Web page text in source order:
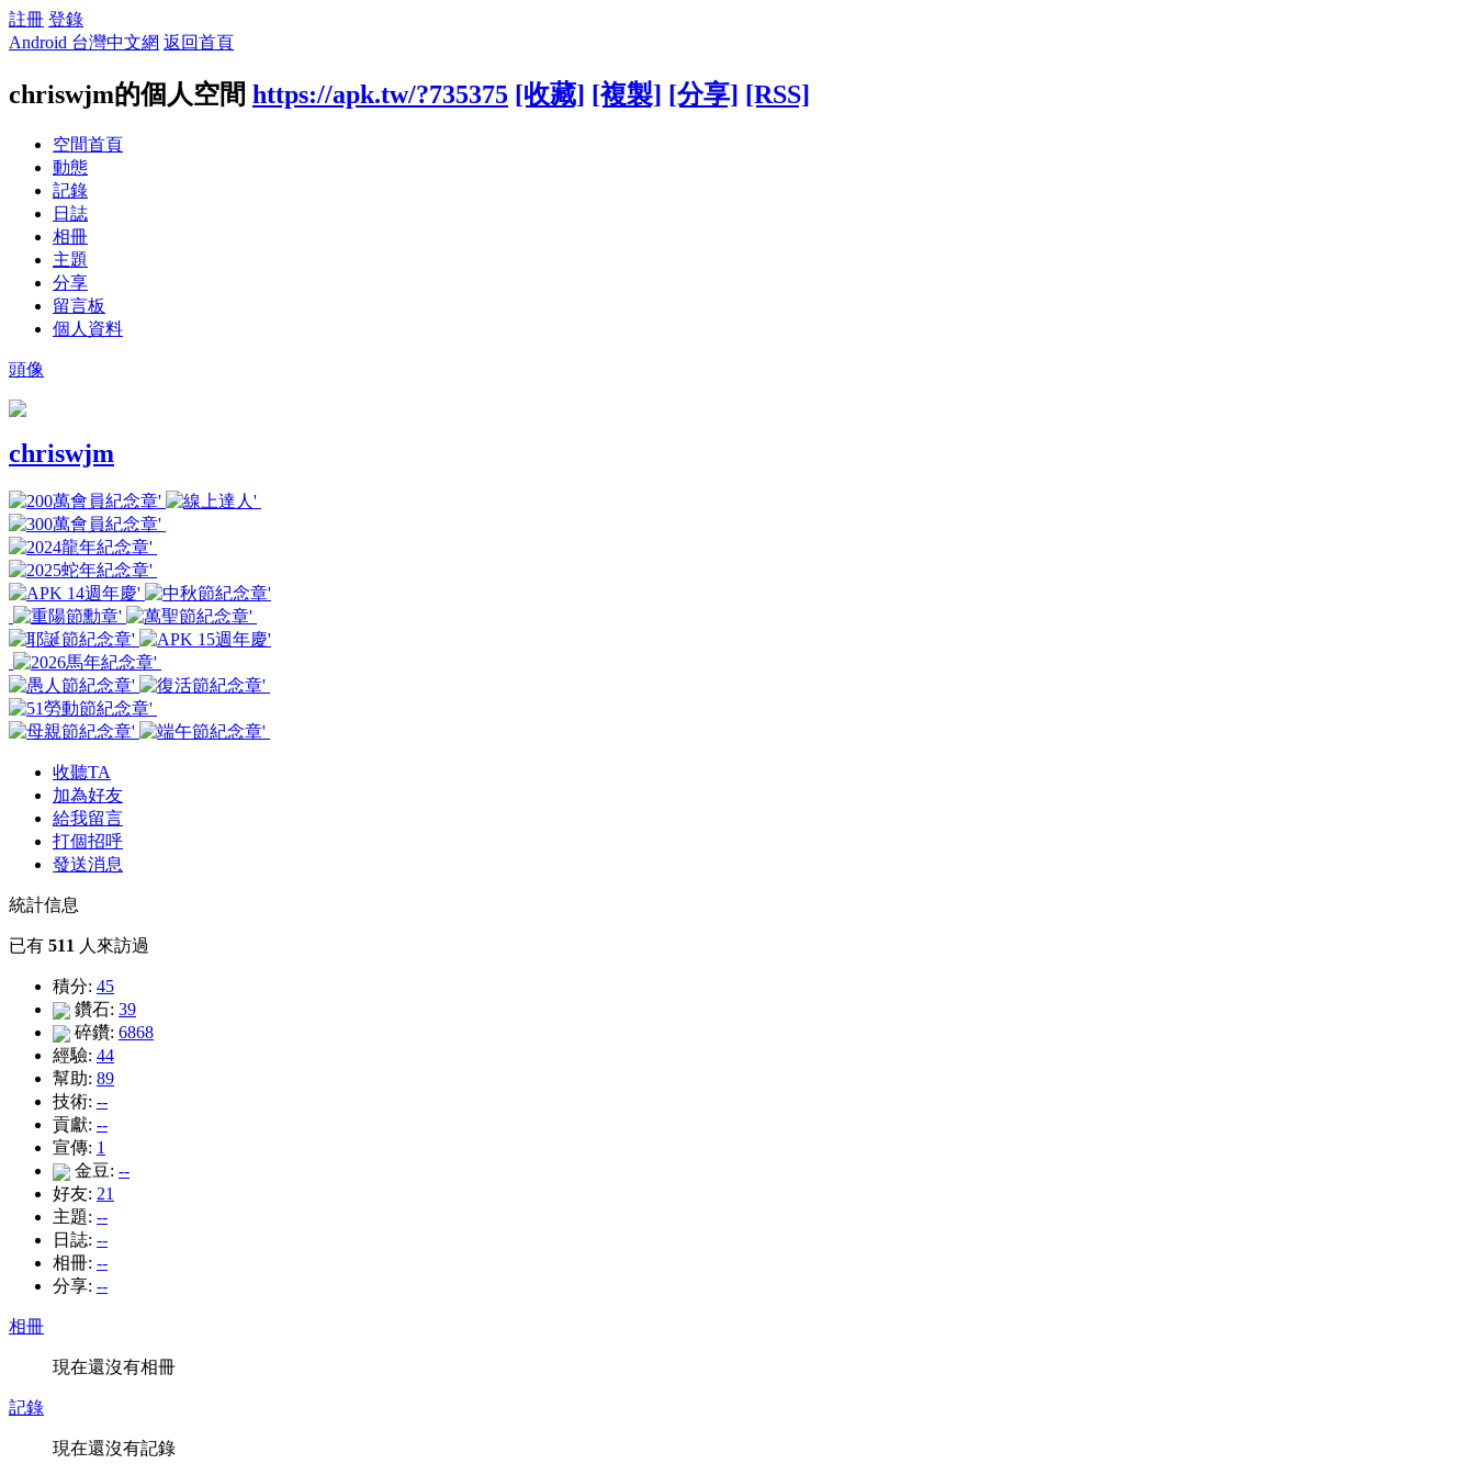
註冊 登錄
Android 台灣中文網 返回首頁
chriswjm的個人空間 https://apk.tw/?735375 [收藏] [複製] [分享] [RSS]
空間首頁
動態
記錄
日誌
相冊
主題
分享
留言板
個人資料
頭像
chriswjm
收聽TA
加為好友
給我留言
打個招呼
發送消息
統計信息
已有 511 人來訪過
積分: 45
鑽石: 39
碎鑽: 6868
經驗: 44
幫助: 89
技術: --
貢獻: --
宣傳: 1
金豆: --
好友: 21
主題: --
日誌: --
相冊: --
分享: --
相冊
現在還沒有相冊
記錄
現在還沒有記錄